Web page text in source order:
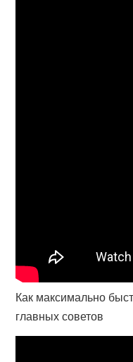
Как максимально
главных советов